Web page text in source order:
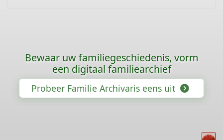
Bewaar uw familiegeschiedenis, vorm
een digitaal familiearchief
Probeer Familie Archivaris eens uit